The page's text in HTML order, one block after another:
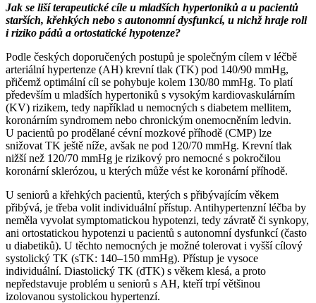
Jak se liší terapeutické cíle u mladších hypertoniků a u pacientů
starších, křehkých nebo s autonomní dysfunkcí, u nichž hraje roli
i riziko pádů a ortostatické hypotenze?
Podle českých doporučených postupů je společným cílem v léčbě
arteriální hypertenze (AH) krevní tlak (TK) pod 140/90 mmHg,
přičemž optimální cíl se pohybuje kolem 130/80 mmHg. To platí
především u mladších hypertoniků s vysokým kardiovaskulárním
(KV) rizikem, tedy například u nemocných s diabetem mellitem,
koronárním syndromem nebo chronickým onemocněním ledvin.
U pacientů po prodělané cévní mozkové příhodě (CMP) lze
snižovat TK ještě níže, avšak ne pod 120/70 mmHg. Krevní tlak
nižší než 120/70 mmHg je rizikový pro nemocné s pokročilou
koronární sklerózou, u kterých může vést ke koronární příhodě.
U seniorů a křehkých pacientů, kterých s přibývajícím věkem
přibývá, je třeba volit individuální přístup. Antihypertenzní léčba by
neměla vyvolat symptomatickou hypotenzi, tedy závratě či synkopy,
ani ortostatickou hypotenzi u pacientů s autonomní dysfunkcí (často
u diabetiků). U těchto nemocných je možné tolerovat i vyšší cílový
systolický TK (sTK: 140–150 mmHg). Přístup je vysoce
individuální. Diastolický TK (dTK) s věkem klesá, a proto
nepředstavuje problém u seniorů s AH, kteří trpí většinou
izolovanou systolickou hypertenzí.